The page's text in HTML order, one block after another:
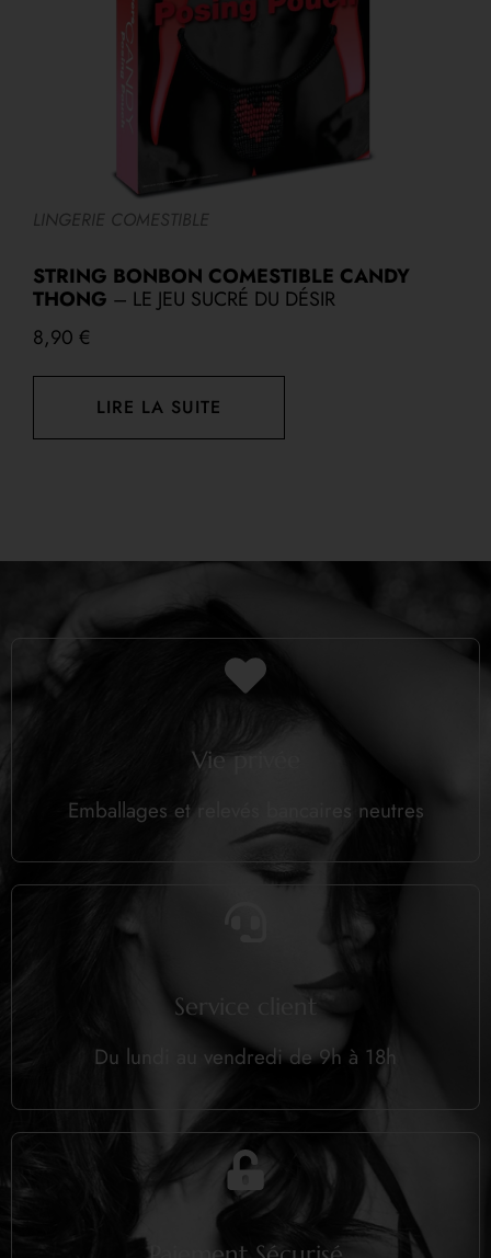
LINGERIE COMESTIBLE
STRING BONBON COMESTIBLE CANDY
THONG – LE JEU SUCRÉ DU DÉSIR
8,90 €
LIRE LA SUITE
Vie privée
Emballages et relevés bancaires neutres
Service client
Du lundi au vendredi de 9h à 18h